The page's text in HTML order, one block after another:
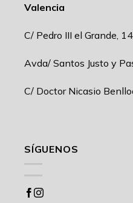
Valencia
C/ Pedro III el Grande, 14
Avda/ Santos Justo y
C/ Doctor Nicasio
SÍGUENOS